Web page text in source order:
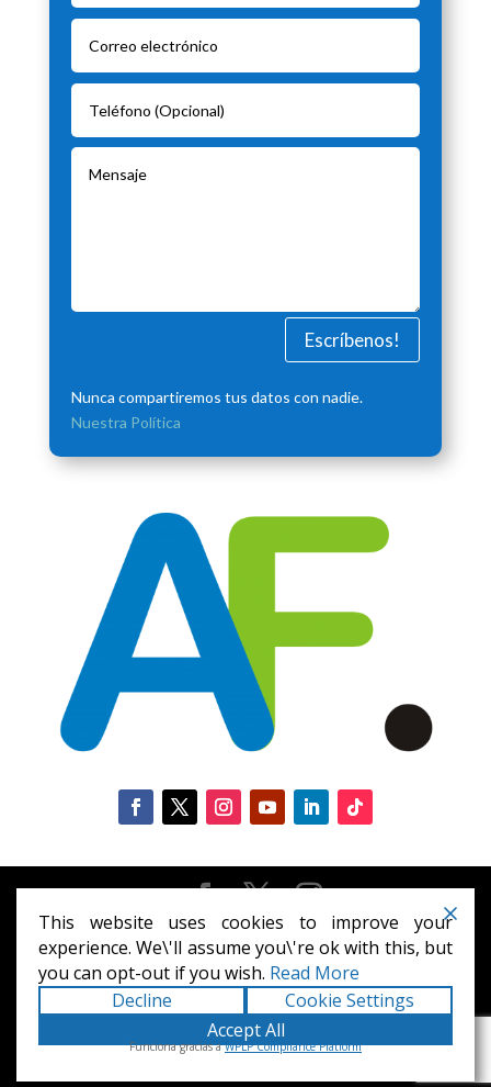
Escríbenos!
Nunca compartiremos tus datos con nadie.
Nuestra Política
Diseñado por Elegant Themes
| Desarrollado por
WordPress
This website uses cookies to improve your
experience. We\'ll assume you\'re ok with this, but
you can opt-out if you wish. Read More
Decline
Cookie Settings
Accept All
Funciona gracias aWPLP Compliance Platform